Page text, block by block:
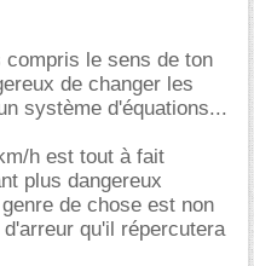
le sens de ton
de changer les
système d'équations...
h est tout à fait
plus dangereux
de chose est non
qu'il répercutera